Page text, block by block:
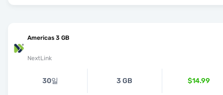
Americas 3 GB
NextLink
30일 3 GB $14.99